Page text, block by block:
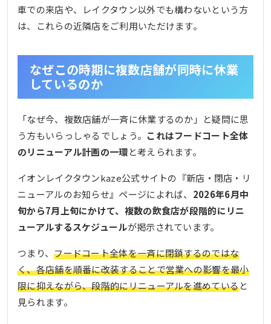
車での来店や、レイクタウン以外でも構わないという方
は、これらの近隣店をご利用いただけます。
なぜこの時期に複数店舗が同時に休業
しているのか
「なぜ今、複数店舗が一斉に休業するのか」と疑問に思
う方もいらっしゃるでしょう。 これはフードコート全体
のリニューアル計画の一環と考えられます。
イオンレイクタウンkaze公式サイトの『新店・閉店・リ
ニューアルのお知らせ』ページによれば、 2026年6月中
旬から7月上旬にかけて、複数の飲食店が段階的にリニ
ューアルするスケジュールが掲示されています。
つまり、フードコート全体を一斉に閉鎖するのではな
く、各店舗を順番に改装することで営業への影響を最小
限に抑えながら、段階的にリニューアルを進めていると
見られます。